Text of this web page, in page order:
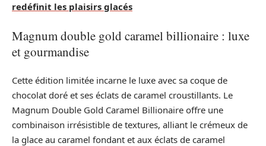
redéfinit les plaisirs glacés
Magnum double gold caramel billionaire : luxe
et gourmandise
Cette édition limitée incarne le luxe avec sa coque de
chocolat doré et ses éclats de caramel croustillants. Le
Magnum Double Gold Caramel Billionaire offre une
combinaison irrésistible de textures, alliant le crémeux de
la glace au caramel fondant et aux éclats de caramel